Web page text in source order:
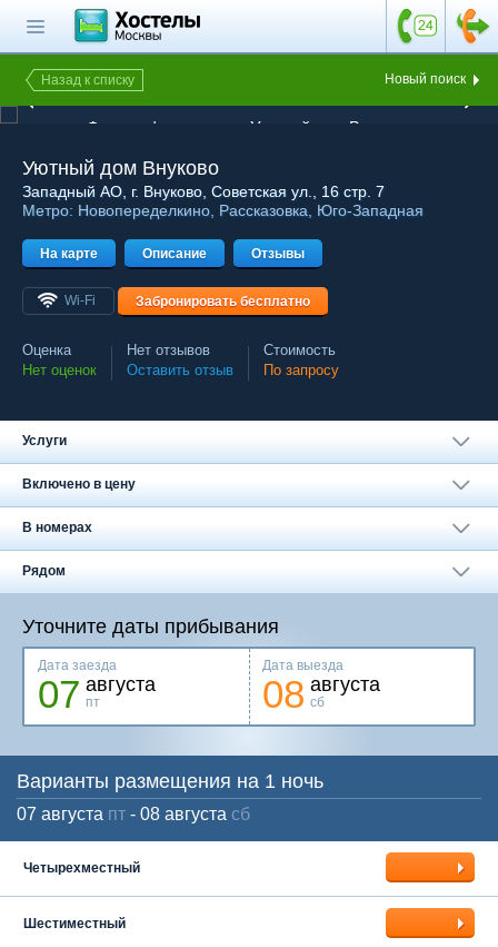
Назад к списку Новый поиск
Фотография хостела Уютный дом Внуково
Уютный дом Внуково
Западный АО , г. Внуково, Советская ул., 16 стр. 7
Метро: Новопеределкино Рассказовка Юго-Западная
На карте Описание Отзывы
Wi-Fi Забронировать бесплатно
Оценка
Нет оценок
Нет отзывов
Оставить отзыв
Стоимость
По запросу
Услуги
Включено в цену
В номерах
Рядом
Уточните даты прибывания
Дата заезда
07 августа
пт
Дата выезда
08 августа
сб
Варианты размещения на 1 ночь
07 августа пт - 08 августа сб
Четырехместный
Шестиместный
Главная страница
Поиск хостела
Все хостелы
Отзывы о
хостелах
Каталог хостелов
Как оплатить
Контакты
в социальных сетях
Бесплатный по России
8 (800) 222-58-32
Петербург
+7 (812) 418-22-18
Полная версия сайта